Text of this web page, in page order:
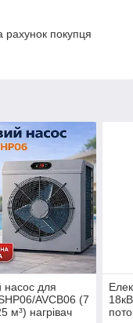
рахунок покупця
насос для
AVCB06 (7
м³) нагрівач